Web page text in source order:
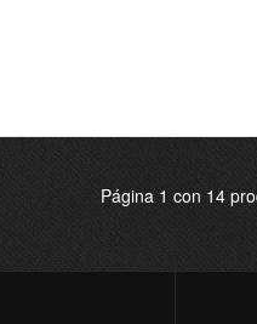
Página 1 con 14